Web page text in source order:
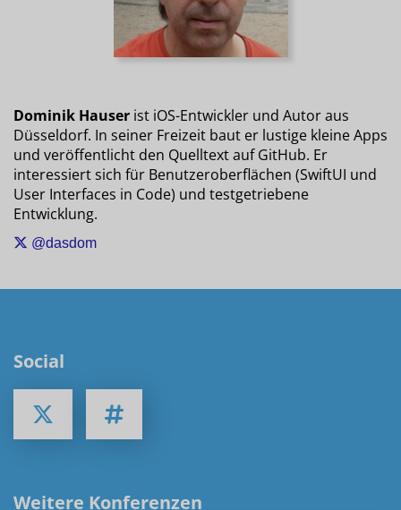
Dominik Hauser ist iOS-Entwickler und Autor aus
Düsseldorf. In seiner Freizeit baut er lustige kleine Apps
und veröffentlicht den Quelltext auf GitHub. Er
interessiert sich für Benutzeroberflächen (SwiftUI und
User Interfaces in Code) und testgetriebene
Entwicklung.
@dasdom
Social
Weitere Konferenzen